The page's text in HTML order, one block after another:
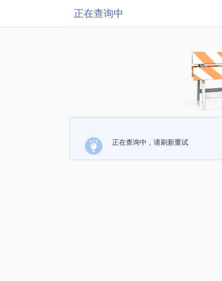
正在查询中
正在查询中，请刷新重试